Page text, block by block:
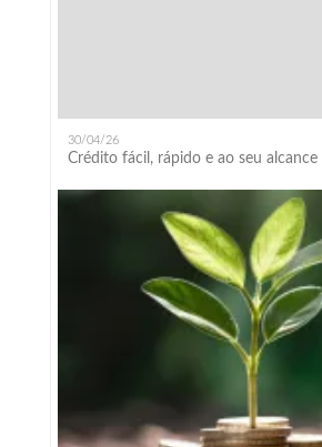
30/04/26
Crédito fácil, rápido e ao seu alcance